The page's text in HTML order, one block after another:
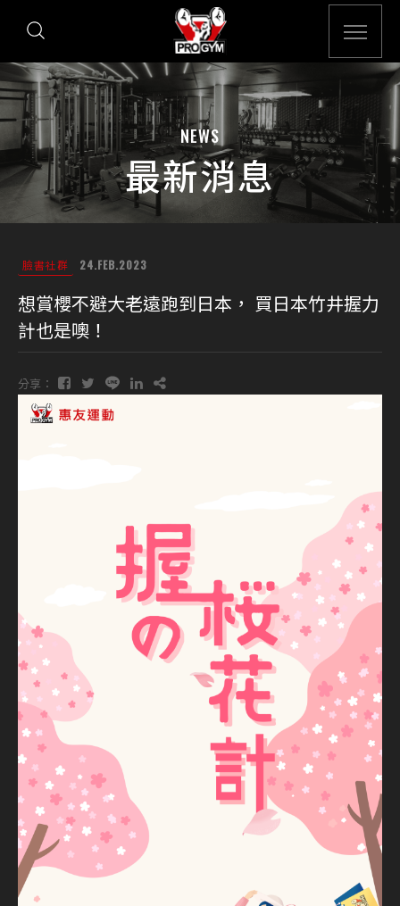
NEWS
最新消息
臉書社群 24.FEB.2023
想賞櫻不避大老遠跑到日本， 買日本竹井握力
計也是噢！
分享：